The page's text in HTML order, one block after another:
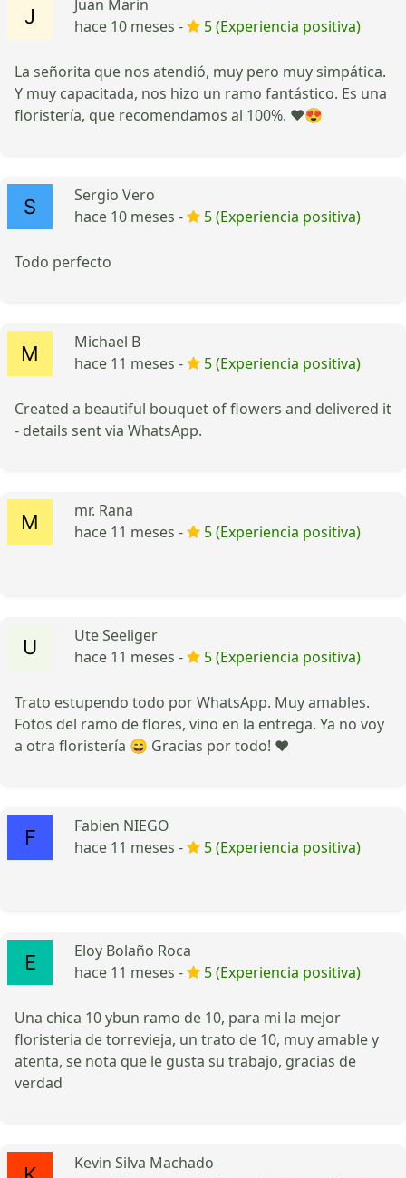
Juan Marin
hace 10 meses -
5 (Experiencia positiva)
La señorita que nos atendió, muy pero muy simpática.
Y muy capacitada, nos hizo un ramo fantástico. Es una
floristería, que recomendamos al 100%. ❤️😍
Sergio Vero
hace 10 meses -
5 (Experiencia positiva)
Todo perfecto
Michael B
hace 11 meses -
5 (Experiencia positiva)
Created a beautiful bouquet of flowers and delivered it
- details sent via WhatsApp.
mr. Rana
hace 11 meses -
5 (Experiencia positiva)
Ute Seeliger
hace 11 meses -
5 (Experiencia positiva)
Trato estupendo todo por WhatsApp. Muy amables.
Fotos del ramo de flores, vino en la entrega. Ya no voy
a otra floristería 😄 Gracias por todo! ❤️
Fabien NIEGO
hace 11 meses -
5 (Experiencia positiva)
Eloy Bolaño Roca
hace 11 meses -
5 (Experiencia positiva)
Una chica 10 ybun ramo de 10, para mi la mejor
floristeria de torrevieja, un trato de 10, muy amable y
atenta, se nota que le gusta su trabajo, gracias de
verdad
Kevin Silva Machado